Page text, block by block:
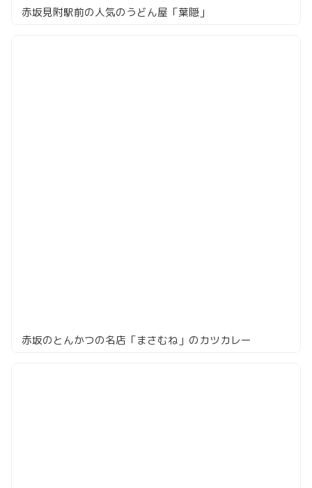
赤坂見附駅前の人気のうどん屋「葉隠」
赤坂のとんかつの名店「まさむね」のカツカレー